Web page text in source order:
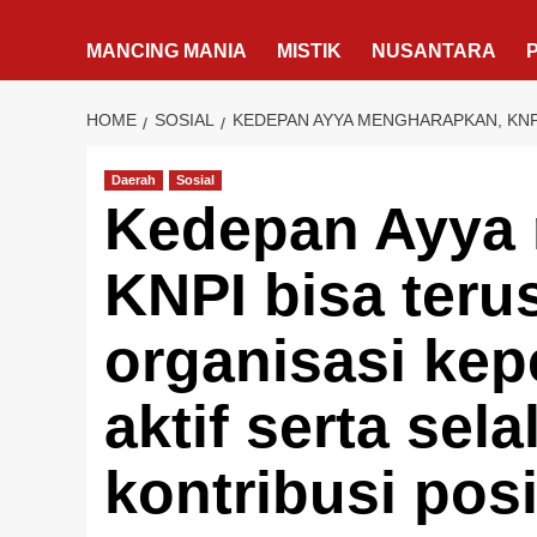
MANCING MANIA MISTIK NUSANTARA
HOME SOSIAL KEDEPAN AYYA MENGHARAPKAN,
Daerah Sosial
Kedepan
KNPI bisa
organisasi
aktif serta
kontribusi